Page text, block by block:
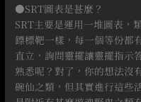
●SRT圖表是甚麼？
SRT主要是運用一堆圖表，
鏢標靶一樣，每一個等份都
直立，詢問靈擺讓靈擺指示
熟悉呢？對了，你的想法沒
碗仙之類，但其實進行這些